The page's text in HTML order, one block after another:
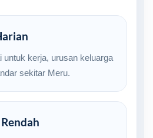
untuk kerja, urusan keluarga
sekitar Meru.